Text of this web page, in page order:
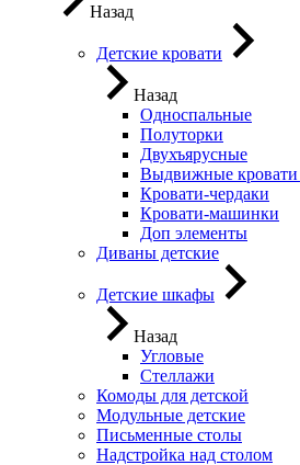
Назад
Детские кровати
Назад
Односпальные
Полуторки
Двухъярусные
Выдвижные кровати
Кровати-чердаки
Кровати-машинки
Доп элементы
Диваны детские
Детские шкафы
Назад
Угловые
Стеллажи
Комоды для детской
Модульные детские
Письменные столы
Надстройка над столом